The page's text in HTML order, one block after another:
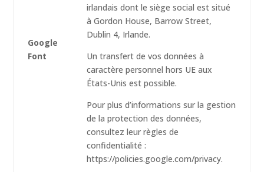
Google
Font
irlandais dont le siège social est situé
à Gordon House, Barrow Street,
Dublin 4, Irlande.
Un transfert de vos données à
caractère personnel hors UE aux
États-Unis est possible.
Pour plus d’informations sur la gestion
de la protection des données,
consultez leur règles de
confidentialité :
https://policies.google.com/privacy.